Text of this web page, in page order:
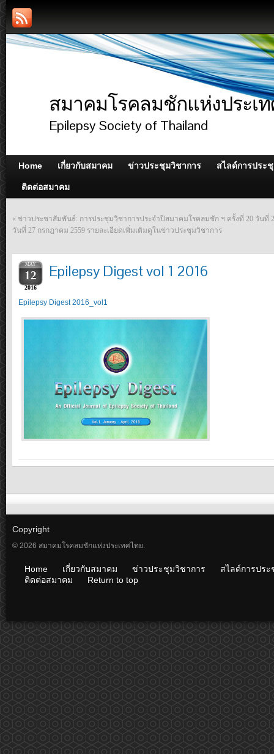
สมาคมโรคลมชักแห่งประเ
Epilepsy Society of Thailand
Home เกี่ยวกับสมาคม ข่าวประชุมวิชาการ สไลด์การประ
ติดต่อสมาคม
« ข่าวประชาสัมพันธ์: การประชุมวิชาการประจำปีสมาคมโรคลมชัก ฯ ครั้งที่ 20 วันที่
วันที่ 27 กรกฎาคม 2559 รายละเอียดเพิ่มเติมดูในข่าวประชุมวิชาการ
MAY
12
2016
Epilepsy Digest vol 1 2016
Epilepsy Digest 2016_vol1
Copyright
© 2026 สมาคมโรคลมชักแห่งประเทศไทย.
Home เกี่ยวกับสมาคม ข่าวประชุมวิชาการ
สไลด์การปร
ติดต่อสมาคม
Return to top